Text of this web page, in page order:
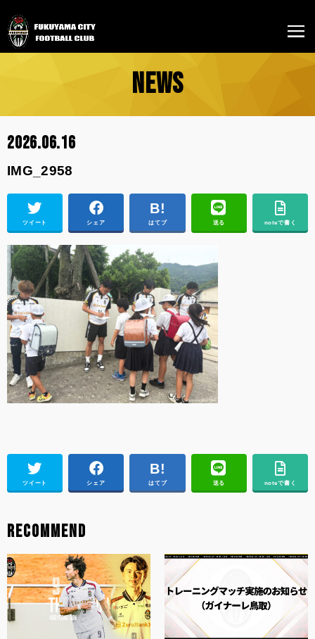
NEWS
2026.06.16
IMG_2958
ツイート シェア はてブ 送る noteで書く
ツイート シェア はてブ 送る noteで書く
RECOMMEND